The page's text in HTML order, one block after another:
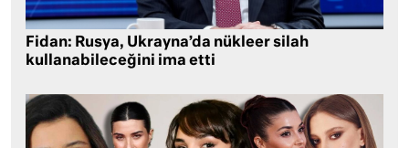
Fidan: Rusya, Ukrayna’da nükleer silah
kullanabileceğini ima etti